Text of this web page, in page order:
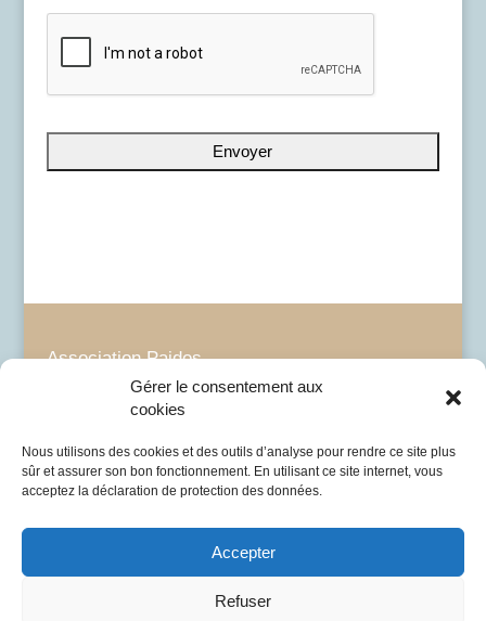
Gérer le consentement aux
cookies
Nous utilisons des cookies et des outils d’analyse pour rendre ce site plus
sûr et assurer son bon fonctionnement. En utilisant ce site internet, vous
acceptez la déclaration de protection des données.
Accepter
Refuser
Association Paidos
20, rue de la Servette
1201 Genève
022 734 08 00 – info@paidos.org
IBAN: CH49 0900 0000 6048 83213